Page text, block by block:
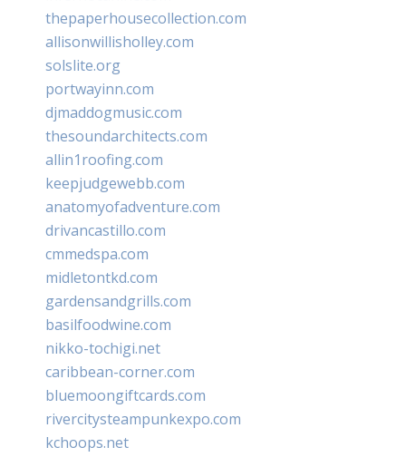
thepaperhousecollection.com
allisonwillisholley.com
solslite.org
portwayinn.com
djmaddogmusic.com
thesoundarchitects.com
allin1roofing.com
keepjudgewebb.com
anatomyofadventure.com
drivancastillo.com
cmmedspa.com
midletontkd.com
gardensandgrills.com
basilfoodwine.com
nikko-tochigi.net
caribbean-corner.com
bluemoongiftcards.com
rivercitysteampunkexpo.com
kchoops.net